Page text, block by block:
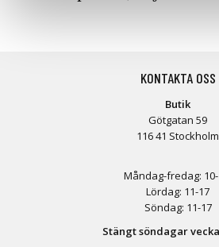
KONTAKTA OSS
Butik
Götgatan 59
116 41 Stockholm
Måndag-fredag:
Lördag: 11-17
Söndag: 11-17
Stängt söndagar vecka